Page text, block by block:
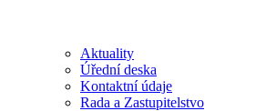
Aktuality
Úřední deska
Kontaktní údaje
Rada a Zastupitelstvo